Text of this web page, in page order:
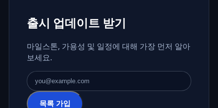
출시 업데이트 받기
마일스톤, 가용성 및 일정에 대해 가장 먼저 알아
보세요.
이메일 주소
목록 가입